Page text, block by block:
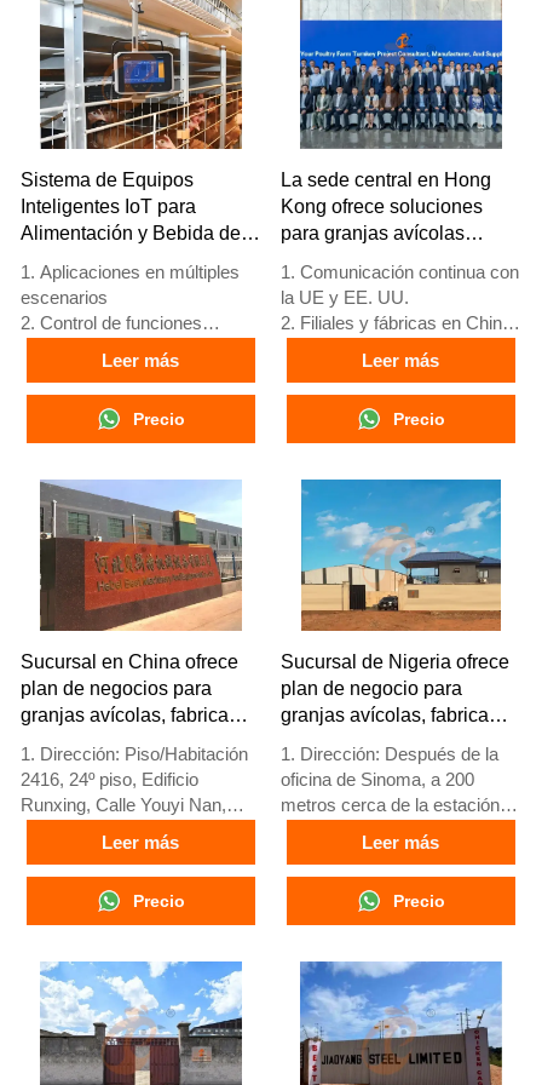
+8618830120193
Sistema de Equipos
Inteligentes IoT para
Alimentación y Bebida de
1. Aplicaciones en múltiples
escenarios
2. Control de funciones
3. Protección de alerta
temprana
4. Alto rendimiento de
escalabilidad
5. Número de
recepción/WhatsApp:
+8618830120193
Leer más
Precio
La sede central en Hong
Kong ofrece soluciones
para granjas avícolas
UE y fabrica equipos para
granjas avícolas
1. Comunicación continua con
la UE y EE. UU.
2. Filiales y fábricas en China,
Nigeria, Etiopía y Tanzania
3. La calidad de los productos
está personalizada para
granjas avícolas locales
4. Stock de jaulas avícolas y
equipos para granjas avícolas
a la venta
5. Recepción en línea 24
horas Whatsapp NO. :
+8618830120193，
contáctenos para obtener
información completa
Leer más
Precio
Sucursal en China ofrece
plan de negocios para
granjas avícolas, fabrica
avícolas
1. Dirección: Piso/Habitación
2416, 24º piso, Edificio
Runxing, Calle Youyi Nan,
Ciudad de Shijiazhuang,
Provincia de Hebei, China
2. Fábrica de equipos para
jaulas de aves y granjas
avícolas y stock disponible
para venta
3. Personalizado para granjas
avícolas locales
4. Calidad y diseño basados
en estándares europeos
Leer más
Precio
Sucursal de Nigeria ofrece
plan de negocio para
granjas avícolas, fabrica
avícolas
1. Dirección: Después de la
oficina de Sinoma, a 200
metros cerca de la estación
de servicio Danco, autopista
Lagos/Ibadan, estado de
Lagos, Nigeria
2. Fábrica de jaulas avícolas y
equipos para granjas avícolas
y stock a la venta
3. Personalizado para granjas
avícolas nigerianas
4. La calidad y el diseño están
basados en estándares
Leer más
Precio